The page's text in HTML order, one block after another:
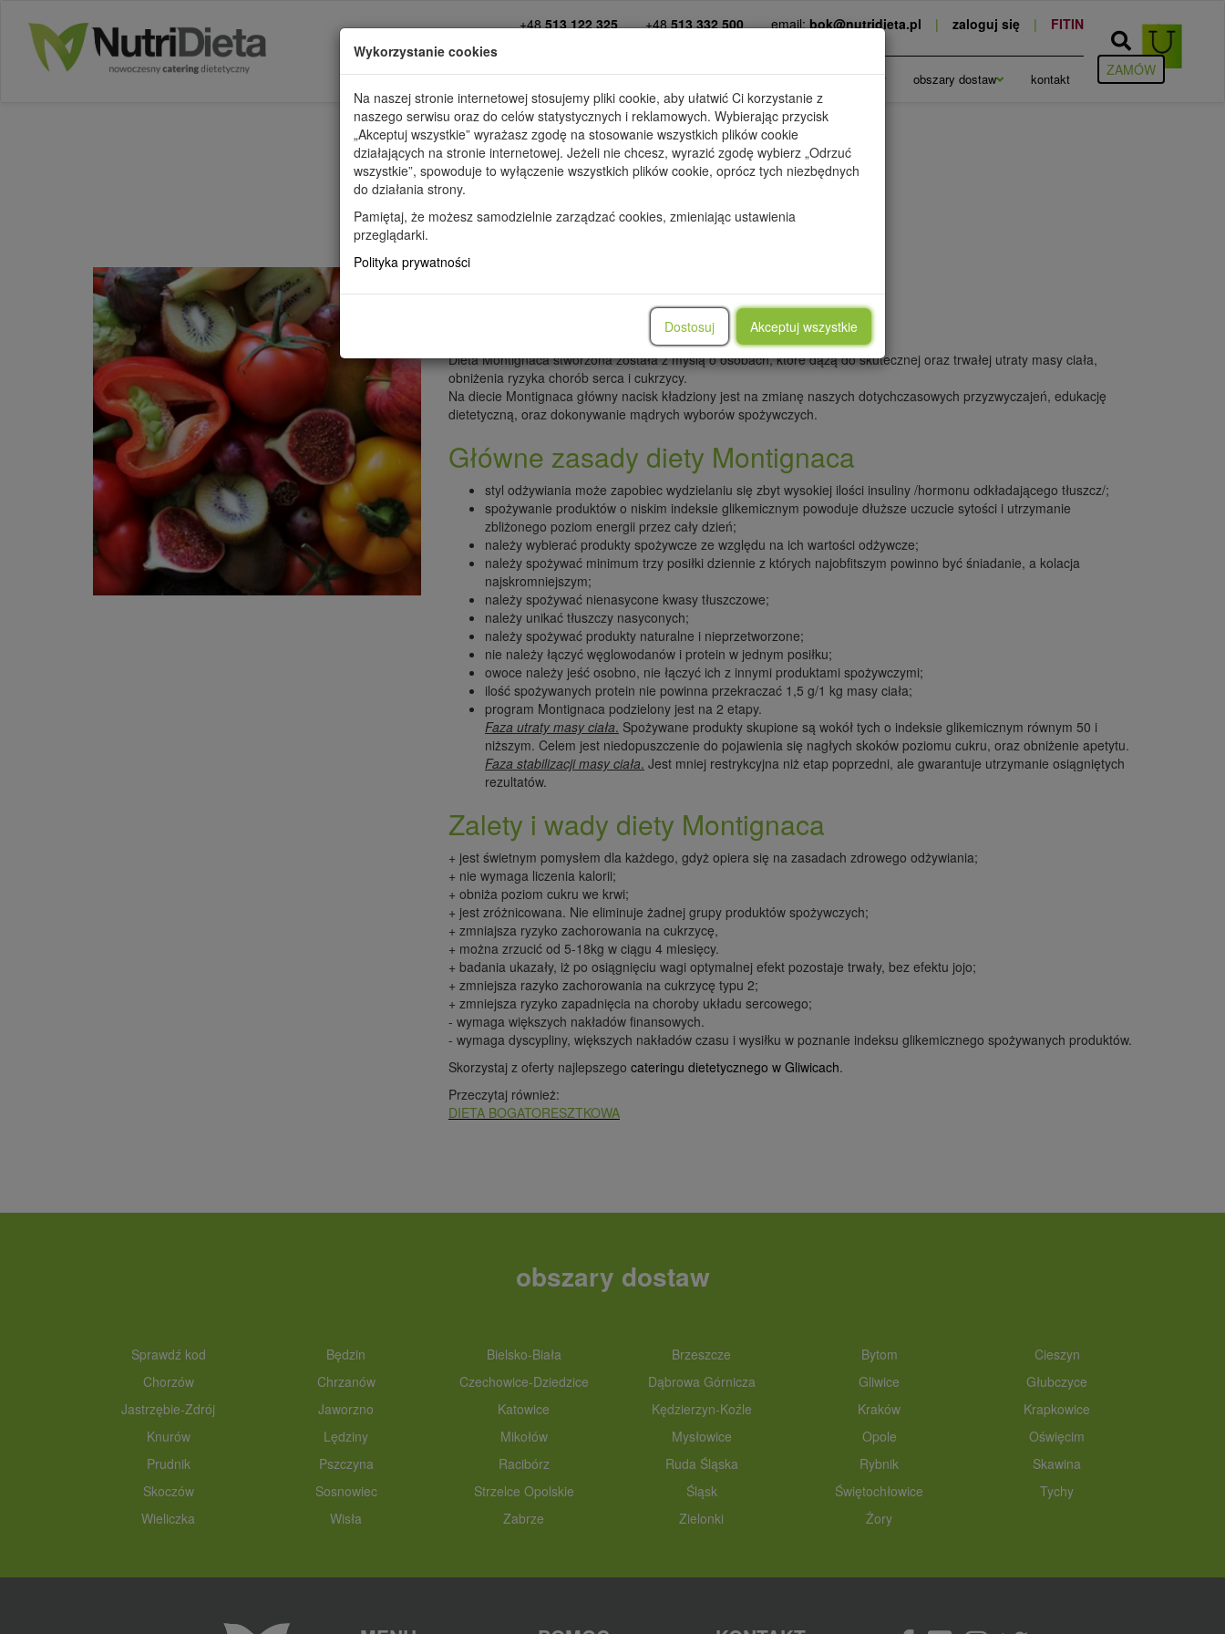
+48513 122 325 +48513 332 500 email:bok@nutridieta.pl | zaloguj się | FITIN
kim jesteśmy diety dopasuj dietę promocje blog obszary dostaw kontakt
ZAMÓW
Dieta Montignaca
Dieta Montignaca stworzona została z myślą o osobach, które dążą do skutecznej oraz trwałej utraty masy ciała,
obniżenia ryzyka chorób serca i cukrzycy.
Na diecie Montignaca główny nacisk kładziony jest na zmianę naszych dotychczasowych przyzwyczajeń, edukację
dietetyczną, oraz dokonywanie mądrych wyborów spożywczych.
Główne zasady diety Montignaca
styl odżywiania może zapobiec wydzielaniu się zbyt wysokiej ilości insuliny /hormonu odkładającego tłuszcz/;
spożywanie produktów o niskim indeksie glikemicznym powoduje dłuższe uczucie sytości i utrzymanie
zbliżonego poziom energii przez cały dzień;
należy wybierać produkty spożywcze ze względu na ich wartości odżywcze;
należy spożywać minimum trzy posiłki dziennie z których najobfitszym powinno być śniadanie, a kolacja
najskromniejszym;
należy spożywać nienasycone kwasy tłuszczowe;
należy unikać tłuszczy nasyconych;
należy spożywać produkty naturalne i nieprzetworzone;
nie należy łączyć węglowodanów i protein w jednym posiłku;
owoce należy jeść osobno, nie łączyć ich z innymi produktami spożywczymi;
ilość spożywanych protein nie powinna przekraczać 1,5 g/1 kg masy ciała;
program Montignaca podzielony jest na 2 etapy.
Faza utraty masy ciała. Spożywane produkty skupione są wokół tych o indeksie glikemicznym równym 50 i
niższym. Celem jest niedopuszczenie do pojawienia się nagłych skoków poziomu cukru, oraz obniżenie apetytu.
Faza stabilizacji masy ciała. Jest mniej restrykcyjna niż etap poprzedni, ale gwarantuje utrzymanie osiągniętych
rezultatów.
Zalety i wady diety Montignaca
+ jest świetnym pomysłem dla każdego, gdyż opiera się na zasadach zdrowego odżywiania;
+ nie wymaga liczenia kalorii;
+ obniża poziom cukru we krwi;
+ jest zróżnicowana. Nie eliminuje żadnej grupy produktów spożywczych;
+ zmniajsza ryzyko zachorowania na cukrzycę,
+ można zrzucić od 5-18kg w ciągu 4 miesięcy.
+ badania ukazały, iż po osiągnięciu wagi optymalnej efekt pozostaje trwały, bez efektu jojo;
+ zmniejsza razyko zachorowania na cukrzycę typu 2;
+ zmniejsza ryzyko zapadnięcia na choroby układu sercowego;
- wymaga większych nakładów finansowych.
- wymaga dyscypliny, większych nakładów czasu i wysiłku w poznanie indeksu glikemicznego spożywanych produktów.
Skorzystaj z oferty najlepszego cateringu dietetycznego w Gliwicach.
Przeczytaj również:
DIETA BOGATORESZTKOWA
obszary dostaw
Sprawdź kod Będzin Bielsko-Biała Brzeszcze Bytom
Cieszyn
Chorzów
Chrzanów Czechowice-Dziedzice Dąbrowa Górnicza Gliwice
Głubczyce
Jastrzębie-Zdrój
Jaworzno Katowice Kędzierzyn-Koźle Kraków
Krapkowice
Knurów
Lędziny Mikołów Mysłowice Opole
Oświęcim
Prudnik
Pszczyna Racibórz Ruda Śląska Rybnik
Skawina
Skoczów
Sosnowiec Strzelce Opolskie Śląsk Świętochłowice
Tychy
Wieliczka
Wisła Zabrze Zielonki Żory
Wykorzystanie cookies
Na naszej stronie internetowej stosujemy pliki cookie, aby ułatwić Ci korzystanie z
naszego serwisu oraz do celów statystycznych i reklamowych. Wybierając przycisk
„Akceptuj wszystkie” wyrażasz zgodę na stosowanie wszystkich plików cookie
działających na stronie internetowej. Jeżeli nie chcesz, wyrazić zgodę wybierz „Odrzuć
wszystkie”, spowoduje to wyłączenie wszystkich plików cookie, oprócz tych niezbędnych
do działania strony.
Pamiętaj, że możesz samodzielnie zarządzać cookies, zmieniając ustawienia
przeglądarki.
Polityka prywatności
Dostosuj Akceptuj wszystkie